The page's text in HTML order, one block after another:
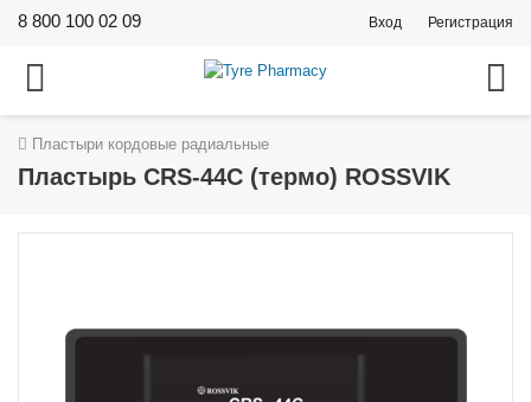
8 800 100 02 09 Вход Регистрация
Пластыри кордовые радиальные
Пластырь CRS-44C (термо) ROSSVIK